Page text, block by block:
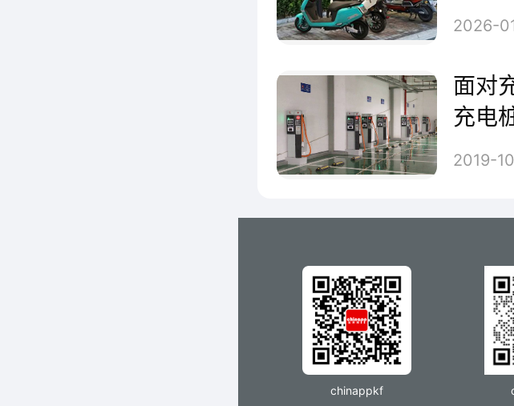
三、NARI南瑞
司直属，江苏省著
通/工业控制/清洁能
域提供各全方位解
2026-
面对
充电
2019-
chinappkf